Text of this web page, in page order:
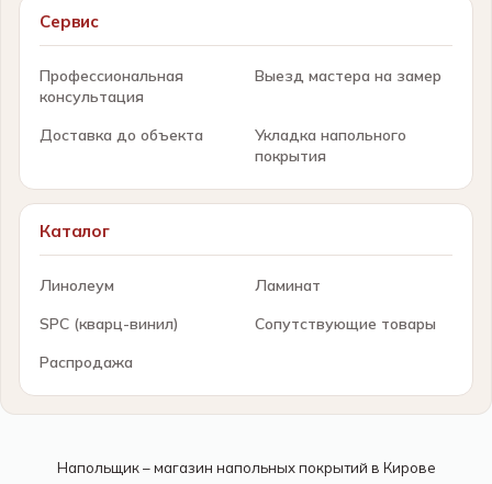
Сервис
Профессиональная
консультация
Выезд мастера на замер
Доставка до объекта
Укладка напольного
покрытия
Каталог
Линолеум
Ламинат
SPC (кварц-винил)
Сопутствующие товары
Распродажа
Напольщик – магазин напольных покрытий в Кирове